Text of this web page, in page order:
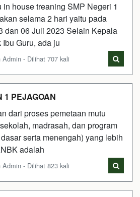
house treaning SMP Negeri 1
selama 2 hari yaitu pada
dan 06 Juli 2023 Selain Kepala
Guru, ada ju
- Dilihat 707 kali
1 PEJAGOAN
dari proses pemetaan mutu
madrasah, dan program
serta menengah) yang lebih
adalah
- Dilihat 823 kali